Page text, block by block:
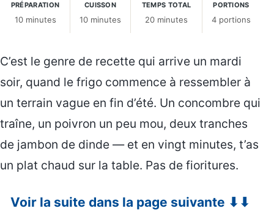
PRÉPARATION
10 minutes
CUISSON
10 minutes
TEMPS TOTAL
20 minutes
PORTIONS
4 portions
C’est le genre de recette qui arrive un mardi
soir, quand le frigo commence à ressembler à
un terrain vague en fin d’été. Un concombre qui
traîne, un poivron un peu mou, deux tranches
de jambon de dinde — et en vingt minutes, t’as
un plat chaud sur la table. Pas de fioritures.
Voir la suite dans la page suivante ⬇⬇